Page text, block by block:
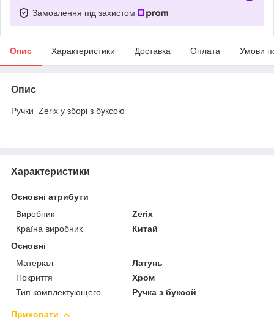
Замовлення під захистом
Опис Характеристики Доставка Оплата Умови
Опис
Ручки Zerix у зборі з буксою
Характеристики
Основні атрибути
Виробник
Zerix
Країна виробник
Китай
Основні
Матеріал
Латунь
Покриття
Хром
Тип комплектующего
Ручка з буксой
Приховати